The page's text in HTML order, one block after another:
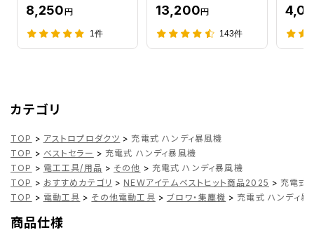
8,250円
1件
13,200円
143件
カテゴリ
TOP > アストロプロダクツ > 充電式 ハンディ暴風機
TOP > ベストセラー > 充電式 ハンディ暴風機
TOP > 電工工具/用品 > その他 > 充電式 ハンディ暴風機
TOP > おすすめカテゴリ > NEWアイテムベストヒット商品2025 > 充電式
TOP > 電動工具 > その他電動工具 > ブロワ・集塵機 > 充電式 ハンディ暴
商品仕様